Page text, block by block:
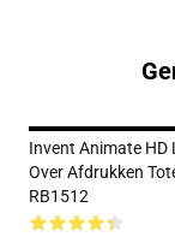
Invent Animate HD
Over Afdrukken
RB1512